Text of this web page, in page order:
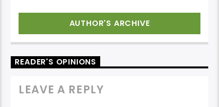
AUTHOR'S ARCHIVE
READER'S OPINIONS
LEAVE A REPLY